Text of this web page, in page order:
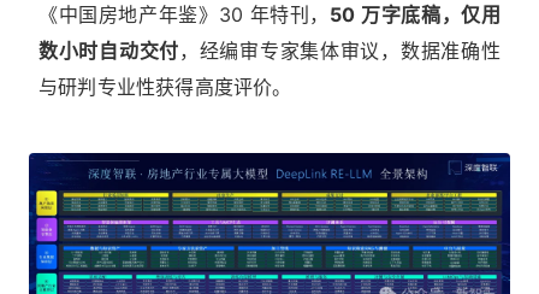
《中国房地产年鉴》30 年特刊， 50 万字底稿，仅用
数小时自动交付，经编审专家集体审议，数据准确性
与研判专业性获得高度评价。